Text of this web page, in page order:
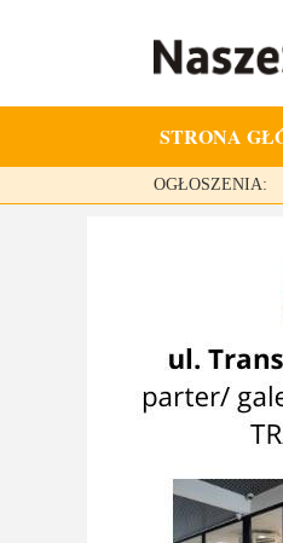
STRONA
OGŁOSZENIA: